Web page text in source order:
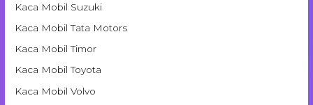
Kaca Mobil Suzuki
Kaca Mobil Tata Motors
Kaca Mobil Timor
Kaca Mobil Toyota
Kaca Mobil Volvo